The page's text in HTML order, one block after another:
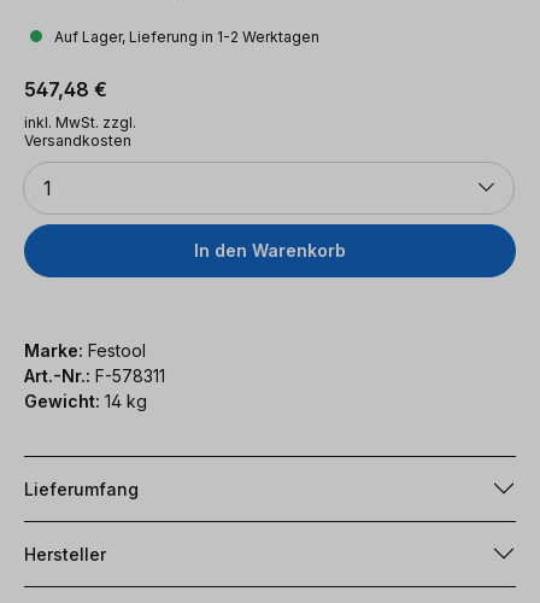
Auf Lager, Lieferung in 1-2 Werktagen
Regulärer Preis:
547,48 €
inkl. MwSt. zzgl.
Versandkosten
Anzahl
1
In den Warenkorb
Marke: Festool
Art.-Nr.: F-578311
Gewicht: 14 kg
Lieferumfang
Hersteller